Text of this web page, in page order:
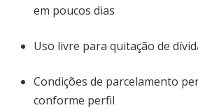
em poucos dias
Uso livre para quitação de
Condições de parcelamento
conforme perfil